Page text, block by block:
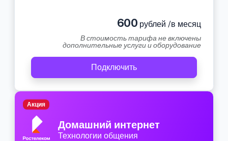
600 рублей /в месяц
В стоимость тарифа не включены
дополнительные услуги и оборудование
Подключить
Домашний интернет
Технологии общения
Акция